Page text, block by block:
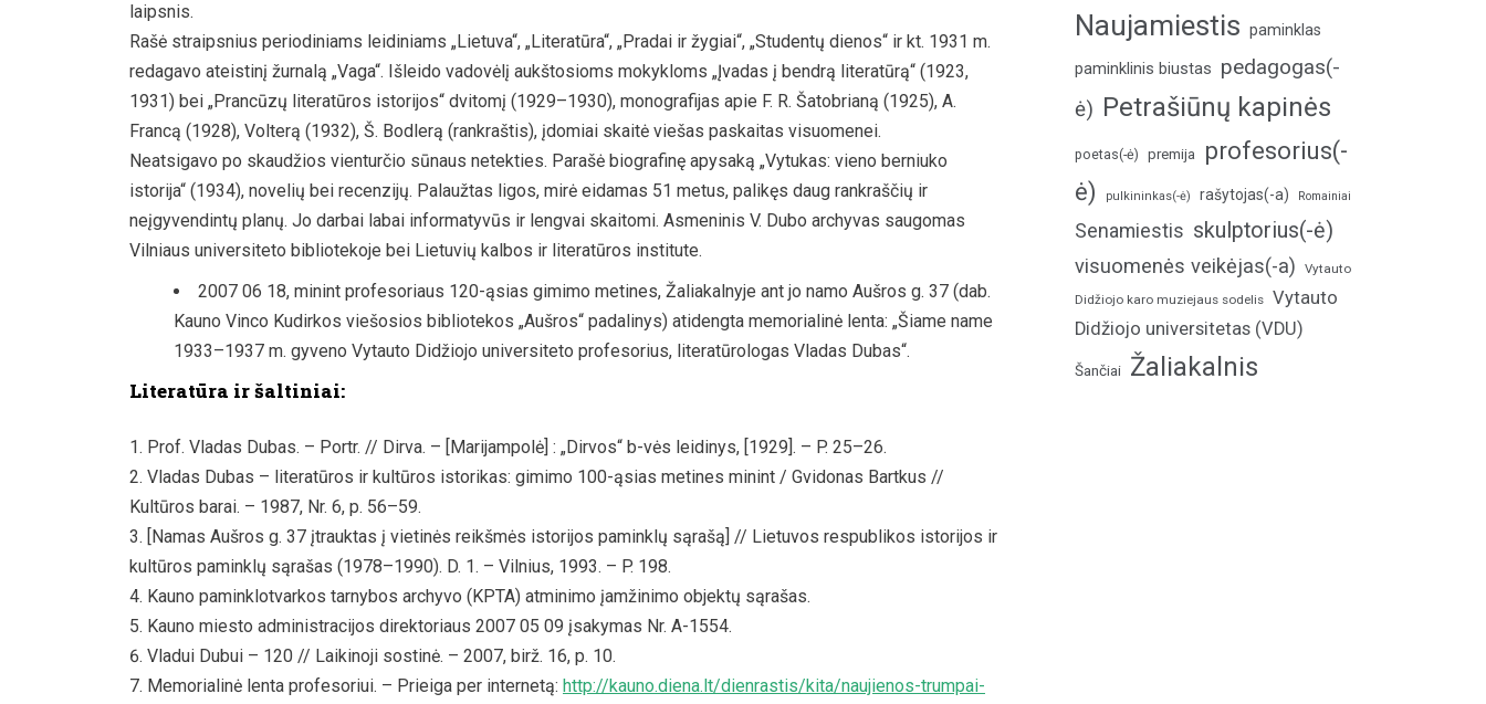
laipsnis.
Rašė straipsnius periodiniams leidiniams „Lietuva“, „Literatūra“, „Pradai ir žygiai“, „Studentų dienos“ ir kt. 1931 m.
redagavo ateistinį žurnalą „Vaga“. Išleido vadovėlį aukštosioms mokykloms „Įvadas į bendrą literatūrą“ (1923,
1931) bei „Prancūzų literatūros istorijos“ dvitomį (1929–1930), monografijas apie F. R. Šatobrianą (1925), A.
Francą (1928), Volterą (1932), Š. Bodlerą (rankraštis), įdomiai skaitė viešas paskaitas visuomenei.
Neatsigavo po skaudžios vienturčio sūnaus netekties. Parašė biografinę apysaką „Vytukas: vieno berniuko
istorija“ (1934), novelių bei recenzijų. Palaužtas ligos, mirė eidamas 51 metus, palikęs daug rankraščių ir
neįgyvendintų planų. Jo darbai labai informatyvūs ir lengvai skaitomi. Asmeninis V. Dubo archyvas saugomas
Vilniaus universiteto bibliotekoje bei Lietuvių kalbos ir literatūros institute.
2007 06 18, minint profesoriaus 120-ąsias gimimo metines, Žaliakalnyje ant jo namo Aušros g. 37 (dab.
Kauno Vinco Kudirkos viešosios bibliotekos „Aušros“ padalinys) atidengta memorialinė lenta: „Šiame name
1933–1937 m. gyveno Vytauto Didžiojo universiteto profesorius, literatūrologas Vladas Dubas“.
Literatūra ir šaltiniai:
Prof. Vladas Dubas. – Portr. // Dirva. – [Marijampolė] : „Dirvos“ b-vės leidinys, [1929]. – P. 25–26.
Vladas Dubas – literatūros ir kultūros istorikas: gimimo 100-ąsias metines minint / Gvidonas Bartkus //
Kultūros barai. – 1987, Nr. 6, p. 56–59.
[Namas Aušros g. 37 įtrauktas į vietinės reikšmės istorijos paminklų sąrašą] // Lietuvos respublikos istorijos ir
kultūros paminklų sąrašas (1978–1990). D. 1. – Vilnius, 1993. – P. 198.
Kauno paminklotvarkos tarnybos archyvo (KPTA) atminimo įamžinimo objektų sąrašas.
Kauno miesto administracijos direktoriaus 2007 05 09 įsakymas Nr. A-1554.
Vladui Dubui – 120 // Laikinoji sostinė. – 2007, birž. 16, p. 10.
Memorialinė lenta profesoriui. – Prieiga per internetą: http://kauno.diena.lt/dienrastis/kita/naujienos-trumpai-
Naujamiestis paminklas
paminklinis biustas pedagogas(-
ė) Petrašiūnų kapinės
poetas(-ė) premija
profesorius(-
ė)
pulkininkas(-ė) rašytojas(-a) Romainiai
Senamiestis skulptorius(-ė)
visuomenės veikėjas(-a)
Vytauto
Didžiojo karo muziejaus sodelis Vytauto
Didžiojo universitetas (VDU)
Šančiai Žaliakalnis